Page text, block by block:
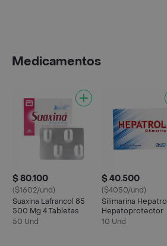
Medicamentos
$ 80.100
($1602/und)
Suaxina Lafrancol 85
500 Mg 4 Tabletas
50 Und
$ 40.500
($4050/und)
Silimarina Hepatrol
Hepatoprotector
10 Und